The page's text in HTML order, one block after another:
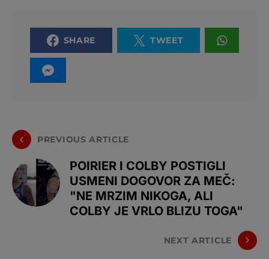
SHARE TWEET
PREVIOUS ARTICLE
POIRIER I COLBY POSTIGLI
USMENI DOGOVOR ZA MEČ:
"NE MRZIM NIKOGA, ALI
COLBY JE VRLO BLIZU TOGA"
NEXT ARTICLE